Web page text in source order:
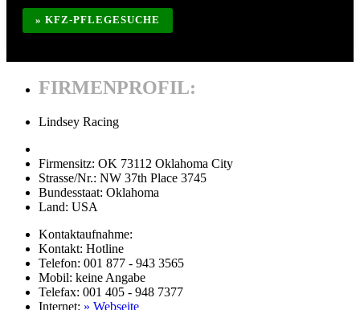
» KFZ-PFLEGESUCHE
FIRMENPROFIL:
Lindsey Racing
Firmensitz: OK 73112 Oklahoma City
Strasse/Nr.: NW 37th Place 3745
Bundesstaat: Oklahoma
Land: USA
Kontaktaufnahme:
Kontakt: Hotline
Telefon: 001 877 - 943 3565
Mobil: keine Angabe
Telefax: 001 405 - 948 7377
Internet: » Webseite